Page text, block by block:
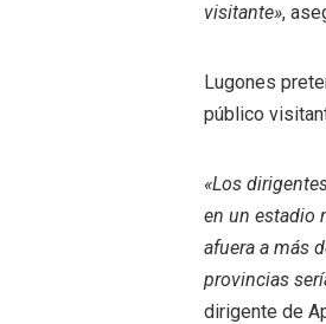
visitante»,
Lugones
público
«Los
en un estadio
afuera a más
provincias
dirigente de